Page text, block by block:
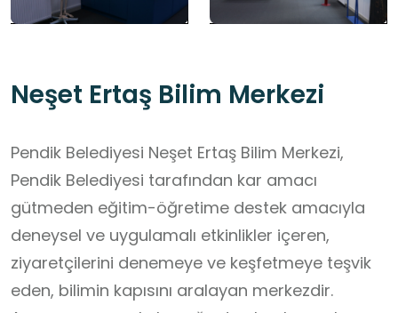
Neşet Ertaş Bilim Merkezi
Pendik Belediyesi Neşet Ertaş Bilim Merkezi,
Pendik Belediyesi tarafından kar amacı
gütmeden eğitim-öğretime destek amacıyla
deneysel ve uygulamalı etkinlikler içeren,
ziyaretçilerini denemeye ve keşfetmeye teşvik
eden, bilimin kapısını aralayan merkezdir.